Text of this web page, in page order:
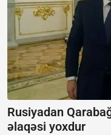
Rusiyadan
əlaqəsi yoxdur